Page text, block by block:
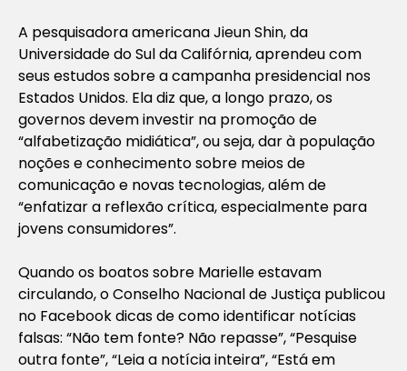
A pesquisadora americana Jieun Shin, da
Universidade do Sul da Califórnia, aprendeu com
seus estudos sobre a campanha presidencial nos
Estados Unidos. Ela diz que, a longo prazo, os
governos devem investir na promoção de
“alfabetização midiática”, ou seja, dar à população
noções e conhecimento sobre meios de
comunicação e novas tecnologias, além de
“enfatizar a reflexão crítica, especialmente para
jovens consumidores”.
Quando os boatos sobre Marielle estavam
circulando, o Conselho Nacional de Justiça publicou
no Facebook dicas de como identificar notícias
falsas: “Não tem fonte? Não repasse”, “Pesquise
outra fonte”, “Leia a notícia inteira”, “Está em